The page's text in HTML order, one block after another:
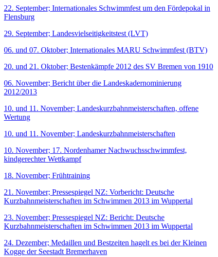
22. September; Internationales Schwimmfest um den Fördepokal in
Flensburg
29. September; Landesvielseitigkeitstest (LVT)
06. und 07. Oktober; Internationales MARU Schwimmfest (BTV)
20. und 21. Oktober; Bestenkämpfe 2012 des SV Bremen von 1910
06. November; Bericht über die Landeskadernominierung
2012/2013
10. und 11. November; Landeskurzbahnmeisterschaften, offene
Wertung
10. und 11. November; Landeskurzbahnmeisterschaften
10. November; 17. Nordenhamer Nachwuchsschwimmfest,
kindgerechter Wettkampf
18. November; Frühtraining
21. November; Pressespiegel NZ: Vorbericht: Deutsche
Kurzbahnmeisterschaften im Schwimmen 2013 im Wuppertal
23. November; Pressespiegel NZ: Bericht: Deutsche
Kurzbahnmeisterschaften im Schwimmen 2013 im Wuppertal
24. Dezember; Medaillen und Bestzeiten hagelt es bei der Kleinen
Kogge der Seestadt Bremerhaven